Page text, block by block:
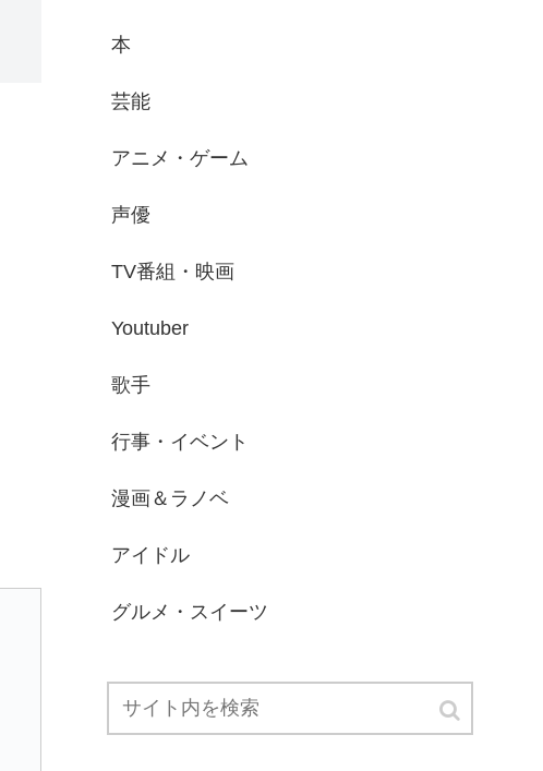
本
芸能
アニメ・ゲーム
声優
TV番組・映画
Youtuber
歌手
行事・イベント
漫画＆ラノベ
アイドル
グルメ・スイーツ